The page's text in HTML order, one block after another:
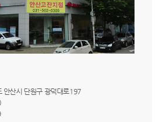
안산시 단원구 광덕대로197